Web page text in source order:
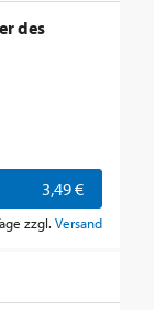
des
3,49 €
zzgl. Versand